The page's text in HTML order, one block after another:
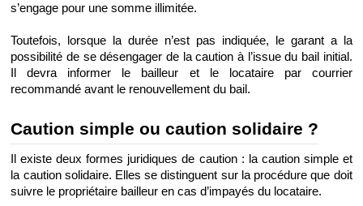
s’engage pour une somme illimitée.
Toutefois, lorsque la durée n’est pas indiquée, le garant a la
possibilité de se désengager de la caution à l’issue du bail initial.
Il devra informer le bailleur et le locataire par courrier
recommandé avant le renouvellement du bail.
Caution simple ou caution solidaire ?
Il existe deux formes juridiques de caution : la caution simple et
la caution solidaire. Elles se distinguent sur la procédure que doit
suivre le propriétaire bailleur en cas d’impayés du locataire.